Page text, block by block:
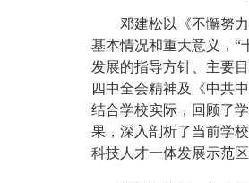
邓建松以《不懈努
基本情况和重大意义，“
发展的指导方针、主要
四中全会精神及《中共
结合学校实际，回顾了
果，深入剖析了当前学
科技人才一体发展示范